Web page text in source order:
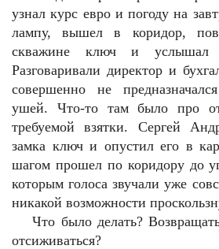
узнал курс евро и погоду на
лампу, вышел в коридор,
скважине ключ и услышал
Разговаривали директор и
совершенно не
ушей. Что-то там было про
требуемой взятки. Сергей
замка ключ и опустил его в
шагом прошел по коридору до
которым голоса звучали уже
никакой возможности
Что было делать?
отсиживаться?